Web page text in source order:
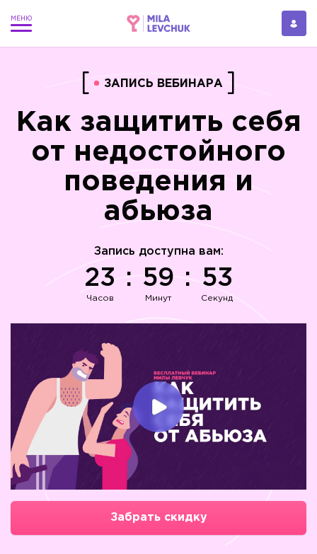
ЗАПИСЬ ВЕБИНАРА
Как защитить себя
от недостойного
поведения и
абьюза
Запись доступна вам:
23
Часов
: 59
Минут
: 53
Секунд
Забрать скидку